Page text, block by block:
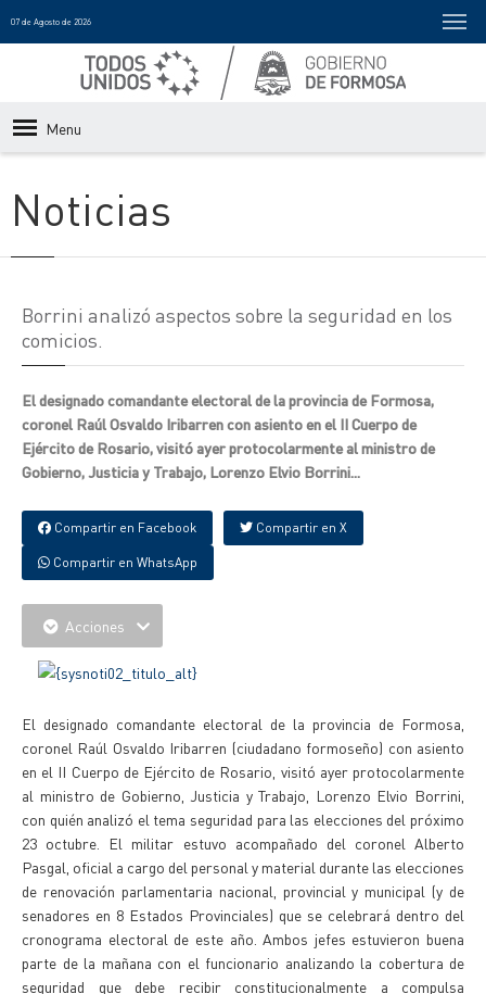
07 de Agosto de 2026
Menu
Noticias
Borrini analizó aspectos sobre la seguridad en los
comicios.
El designado comandante electoral de la provincia de Formosa,
coronel Raúl Osvaldo Iribarren con asiento en el II Cuerpo de
Ejército de Rosario, visitó ayer protocolarmente al ministro de
Gobierno, Justicia y Trabajo, Lorenzo Elvio Borrini...
Compartir en Facebook Compartir en X
Compartir en WhatsApp
Acciones
El designado comandante electoral de la provincia de Formosa,
coronel Raúl Osvaldo Iribarren (ciudadano formoseño) con asiento
en el II Cuerpo de Ejército de Rosario, visitó ayer protocolarmente
al ministro de Gobierno, Justicia y Trabajo, Lorenzo Elvio Borrini,
con quién analizó el tema seguridad para las elecciones del próximo
23 octubre. El militar estuvo acompañado del coronel Alberto
Pasgal, oficial a cargo del personal y material durante las elecciones
de renovación parlamentaria nacional, provincial y municipal (y de
senadores en 8 Estados Provinciales) que se celebrará dentro del
cronograma electoral de este año. Ambos jefes estuvieron buena
parte de la mañana con el funcionario analizando la cobertura de
seguridad que debe recibir constitucionalmente a compulsa